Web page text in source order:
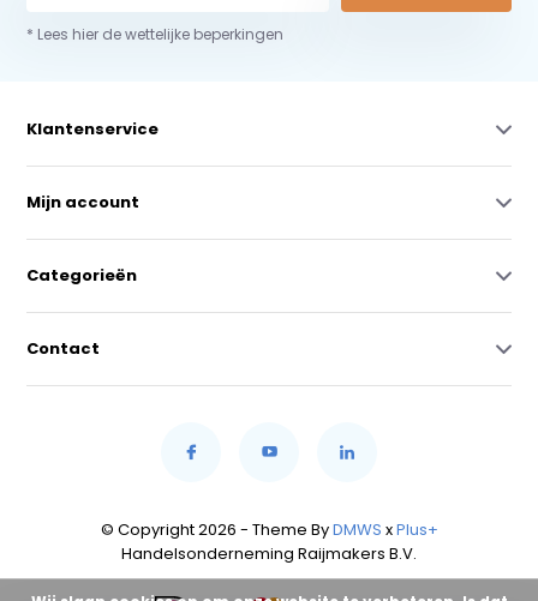
* Lees hier de wettelijke beperkingen
Klantenservice
Mijn account
Categorieën
Contact
© Copyright 2026 - Theme ByDMWS xPlus+
Handelsonderneming Raijmakers B.V.